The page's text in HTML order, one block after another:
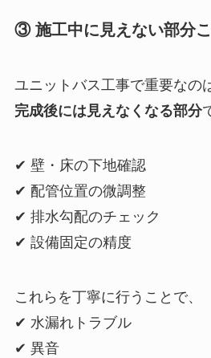
③ 施工中に見えない部分
ユニットバス工事で重要なの
完成後には見えなくなる部分
✔ 壁・床の下地確認
✔ 配管位置の微調整
✔ 排水勾配のチェック
✔ 設備固定の精度
これらを丁寧に行うことで、
✔ 水漏れトラブル
✔ 異音